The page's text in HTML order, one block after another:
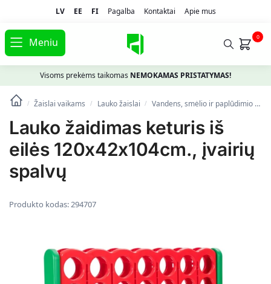
LV EE FI Pagalba Kontaktai Apie mus
Meniu 0
Visoms prekėms taikomas NEMOKAMAS PRISTATYMAS!
/ Žaislai vaikams / Lauko žaislai / Vandens, smėlio ir paplūdimio žaislai
Lauko žaidimas keturis iš
eilės 120x42x104cm., įvairių
spalvų
Produkto kodas:294707